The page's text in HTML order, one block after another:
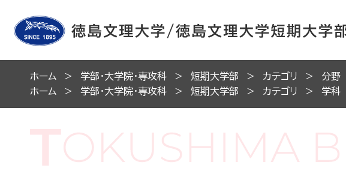
ホーム 学部・大学院・専攻科 短期大学部 カテゴリ 分野
ホーム
学部・大学院・専攻科 短期大学部 カテゴリ 学科